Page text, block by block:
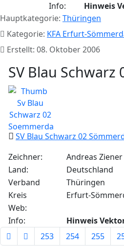
Info:
Hinweis
Hauptkategorie: Thüringen
Kategorie: KFA Erfurt-
Erstellt: 08. Oktober 2006
SV Blau Schwarz
SV Blau Schwarz 02
Zeichner:
Andreas Ziener
Land:
Deutschland
Verband
Thüringen
Kreis
Erfurt-
Web:
Info:
Hinweis
253 254 255